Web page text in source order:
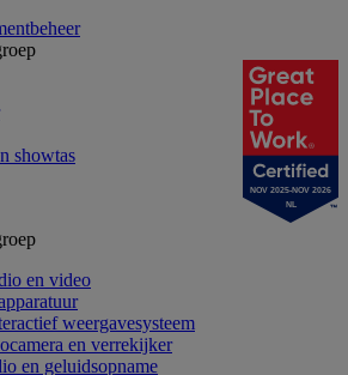
showtas
en video
weergavesysteem
en verrekijker
en geluidsopname
NOV 2025-NOV 2026
NL